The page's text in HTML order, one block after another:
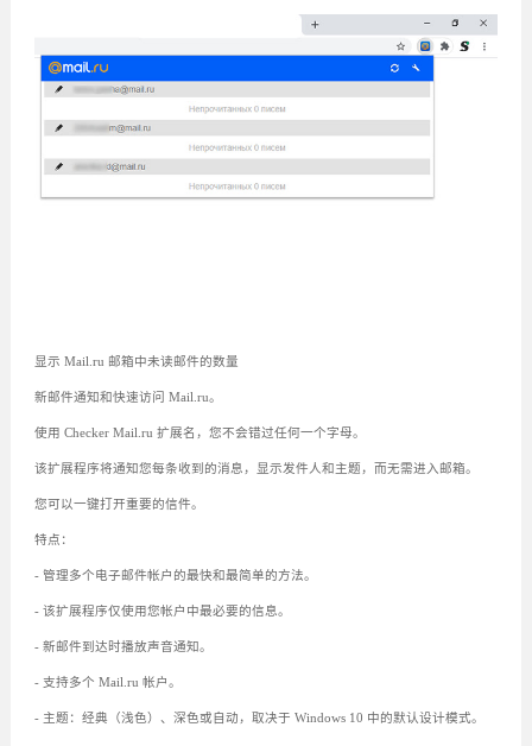
显示 Mail.ru 邮箱中未读邮件的数量
新邮件通知和快速访问 Mail.ru。
使用 Checker Mail.ru 扩展名，您不会错过任何一个字母。
该扩展程序将通知您每条收到的消息，显示发件人和主题，而无需进入邮箱。
您可以一键打开重要的信件。
特点：
- 管理多个电子邮件帐户的最快和最简单的方法。
- 该扩展程序仅使用您帐户中最必要的信息。
- 新邮件到达时播放声音通知。
- 支持多个 Mail.ru 帐户。
- 主题：经典（浅色）、深色或自动，取决于 Windows 10 中的默认设计模式。